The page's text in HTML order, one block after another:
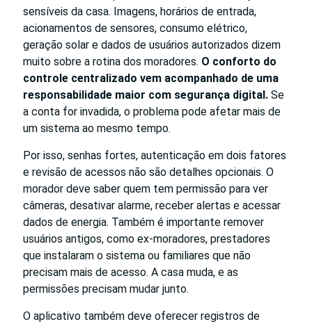
sensíveis da casa. Imagens, horários de entrada,
acionamentos de sensores, consumo elétrico,
geração solar e dados de usuários autorizados dizem
muito sobre a rotina dos moradores. O conforto do
controle centralizado vem acompanhado de uma
responsabilidade maior com segurança digital. Se
a conta for invadida, o problema pode afetar mais de
um sistema ao mesmo tempo.
Por isso, senhas fortes, autenticação em dois fatores
e revisão de acessos não são detalhes opcionais. O
morador deve saber quem tem permissão para ver
câmeras, desativar alarme, receber alertas e acessar
dados de energia. Também é importante remover
usuários antigos, como ex-moradores, prestadores
que instalaram o sistema ou familiares que não
precisam mais de acesso. A casa muda, e as
permissões precisam mudar junto.
O aplicativo também deve oferecer registros de